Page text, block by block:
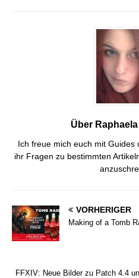
Über Raphaela
Ich freue mich euch mit
ihr Fragen zu bestimmten
VORHERIGER
Making of a Tomb
FFXIV: Neue Bilder zu Patch 4.4